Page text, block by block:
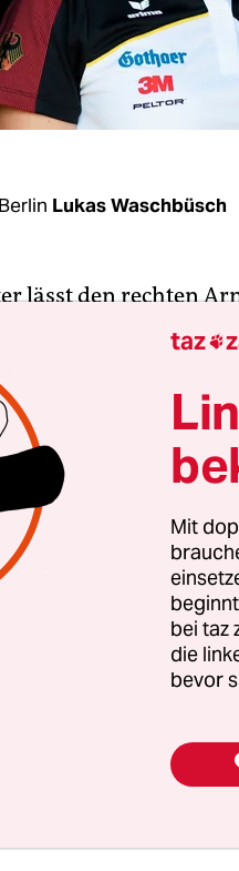
Lukas Waschbüsch
lässt den rechten
um ihn zu
heraus. Um
eine etwa 15
des Bogens
deshalb der
Fingern zurück,
Richter
in die Luft. Mit
Ploppen, der
Bogenschützin und
auf
war nie die beste
gefallen, ich
taz 
Mit
bei taz
die
bevor